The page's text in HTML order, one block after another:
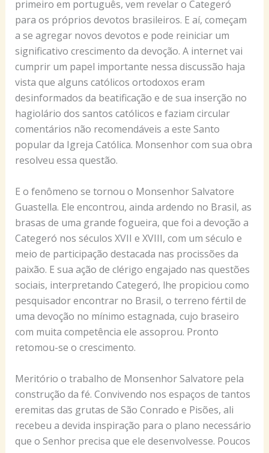
primeiro em português, vem revelar o Categeró
para os próprios devotos brasileiros. E aí, começam
a se agregar novos devotos e pode reiniciar um
significativo crescimento da devoção. A internet vai
cumprir um papel importante nessa discussão haja
vista que alguns católicos ortodoxos eram
desinformados da beatificação e de sua inserção no
hagiolário dos santos católicos e faziam circular
comentários não recomendáveis a este Santo
popular da Igreja Católica. Monsenhor com sua obra
resolveu essa questão.
E o fenômeno se tornou o Monsenhor Salvatore
Guastella. Ele encontrou, ainda ardendo no Brasil, as
brasas de uma grande fogueira, que foi a devoção a
Categeró nos séculos XVII e XVIII, com um século e
meio de participação destacada nas procissões da
paixão. E sua ação de clérigo engajado nas questões
sociais, interpretando Categeró, lhe propiciou como
pesquisador encontrar no Brasil, o terreno fértil de
uma devoção no mínimo estagnada, cujo braseiro
com muita competência ele assoprou. Pronto
retomou-se o crescimento.
Meritório o trabalho de Monsenhor Salvatore pela
construção da fé. Convivendo nos espaços de tantos
eremitas das grutas de São Conrado e Pisões, ali
recebeu a devida inspiração para o plano necessário
que o Senhor precisa que ele desenvolvesse. Poucos